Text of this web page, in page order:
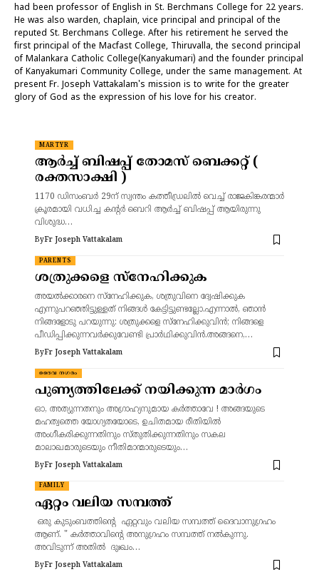
had been professor of English in St. Berchmans College for 22 years.
He was also warden, chaplain, vice principal and principal of the
reputed St. Berchmans College. After his retirement he served the
first principal of the Macfast College, Thiruvalla, the second principal
of Malankara Catholic College(Kanyakumari) and the founder principal
of Kanyakumari Community College, under the same management. At
present Fr. Joseph Vattakalam's mission is to write for the greater
glory of God as the expression of his love for his creator.
MARTYR
ആർച്ച് ബിഷപ്പ് തോമസ് ബെക്കറ്റ് (
രക്തസാക്ഷി )
1170 ഡിസംബർ 29ന് സ്വന്തം കത്തീഡ്രലിൽ വെച്ച് രാജകിങ്കരന്മാർ
ക്രൂരമായി വധിച്ച കന്റർ ബെറി ആർച്ച് ബിഷപ്പ് ആയിരുന്നു
വിശുദ്ധ…
ByFr Joseph Vattakalam
PARENTS
ശത്രുക്കളെ സ്നേഹിക്കുക
അയല്‍ക്കാരനെ സ്‌നേഹിക്കുക, ശത്രുവിനെ ദ്വേഷിക്കുക
എന്നുപറഞ്ഞിട്ടുള്ളത്‌ നിങ്ങള്‍ കേട്ടിട്ടുണ്ടല്ലോ.എന്നാല്‍, ഞാന്‍
നിങ്ങളോടു പറയുന്നു: ശത്രുക്കളെ സ്‌നേഹിക്കുവിന്‍; നിങ്ങളെ
പീഡിപ്പിക്കുന്നവര്‍ക്കുവേണ്ടി പ്രാര്‍ഥിക്കുവിന്‍.അങ്ങനെ,…
ByFr Joseph Vattakalam
ദൈവ നഗരം
പുണ്യത്തിലേക്ക് നയിക്കുന്ന മാർഗം
ഓ, അത്യുന്നതനും അഗ്രാഹ്യനുമായ കർത്താവേ ! അങ്ങയുടെ
മഹത്വത്തെ യോഗ്യതയോടെ, ഉചിതമായ രീതിയിൽ
അംഗീകരിക്കുന്നതിനും സ്‌തുതിക്കുന്നതിനും സകല
മാലാഖമാരുടെയും നീതിമാന്മാരുടെയും…
ByFr Joseph Vattakalam
FAMILY
ഏറ്റം വലിയ സമ്പത്ത്
ഒരു കുടുംബത്തിന്റെ ഏറ്റവും വലിയ സമ്പത്ത് ദൈവാനുഗ്രഹം
ആണ്. " കർത്താവിന്റെ അനുഗ്രഹം സമ്പത്ത് നൽകുന്നു.
അവിടുന്ന് അതിൽ ദുഃഖം…
ByFr Joseph Vattakalam